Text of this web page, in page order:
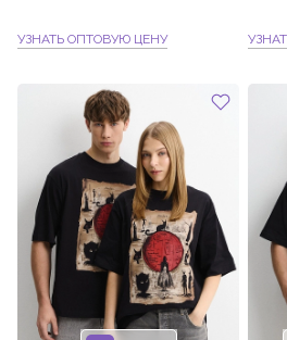
УЗНАТЬ ОПТОВУЮ ЦЕНУ